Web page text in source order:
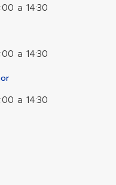
a 14:30
a 14:30
a 14:30